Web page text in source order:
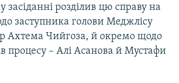
засіданні розділив цю справу на
заступника голови Меджлісу
Ахтема Чийгоза, й окремо щодо
процесу – Алі Асанова й Мустафи